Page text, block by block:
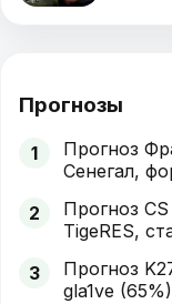
Прогнозы
1
Прогноз
Сенегал,
2
Прогноз
TigeRES,
3
Прогноз
gla1ve